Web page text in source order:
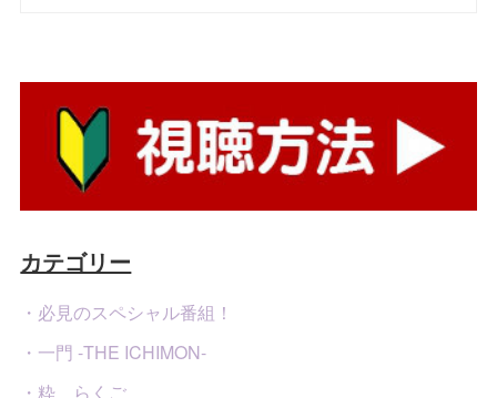
カテゴリー
・必見のスペシャル番組！
・一門 -THE ICHIMON-
・粋 らくご